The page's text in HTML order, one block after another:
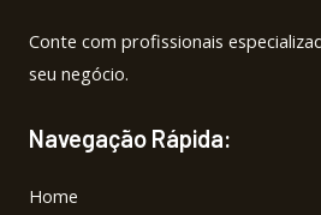
Conte com profissionais
seu negócio.
Navegação Rápida:
Home